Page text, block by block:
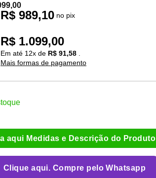
R$ 989,10 no pix
R$ 1.099,00
Em até 12x de R$ 91,58
Mais formas de pagamento
aqui Medidas e Descrição do Produto
Clique aqui. Compre pelo Whatsapp